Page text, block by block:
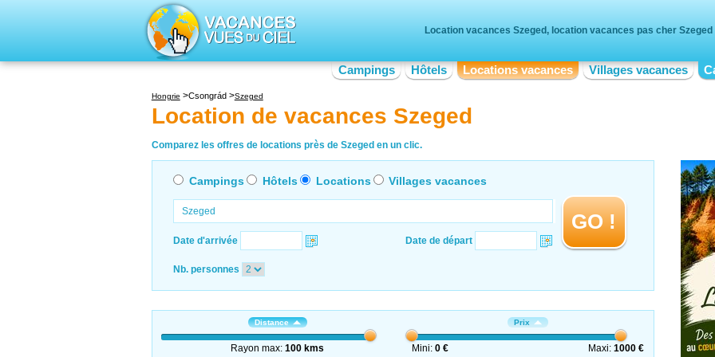
Location vacances Szeged, location vacances pas cher Szeged
Campings Hôtels Locations vacances Villages vacances
Hongrie Csongrád Szeged
Location de vacances Szeged
Comparez les offres de locations près de Szeged en un clic.
Campings Hôtels Locations Villages vacances
Date d'arrivée Date de départ
GO !
Nb. personnes
Distance
Rayon max:100 kms
Prix
Mini: 0 € Maxi:1000 €